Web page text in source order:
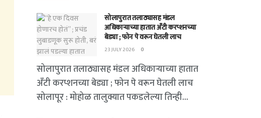
सोलापुरात तलाठ्यासह मंडल
अधिकाऱ्याच्या हातात अँटी करप्शनच्या
बेड्या ; फोन पे वरून घेतली लाच
23 JULY 2026 0
सोलापुरात तलाठ्यासह मंडल अधिकाऱ्याच्या हातात
अँटी करप्शनच्या बेड्या ; फोन पे वरून घेतली लाच
सोलापूर : मोहोळ तालुक्यात पकडलेल्या तिन्ही...